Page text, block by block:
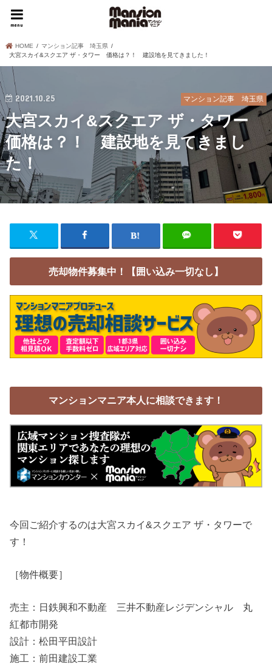
menu
HOME
マンション記事 埼玉県
大宮スカイ&スクエア ザ・タワー 価格は？！ 建設地を見てきました！
マンション記事 埼玉県
2021.10.25
大宮スカイ&スクエア ザ・タワー
価格は？！ 建設地を見てきまし
た！
売却物件募集中！【囲い込み一切なし】
マンションマニア本人に相談できます！
今回ご紹介するのは大宮スカイ&スクエア ザ・タワーで
す！
［物件概要］
売主：日鉄興和不動産 三井不動産レジデンシャル 丸
紅都市開発
設計：松田平田設計
施工：前田建設工業